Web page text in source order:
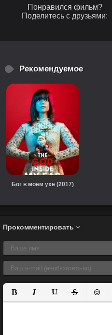
Понравился фильм?
Поделитесь с друзьями:
Рекомендуемое
Бог в моём ухе (2017)
Прокомментировать
Полужирный
КурсивПодчеркнутый
Зачеркнутый